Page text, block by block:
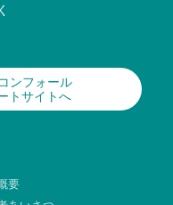
ンフォール
トサイトへ
要